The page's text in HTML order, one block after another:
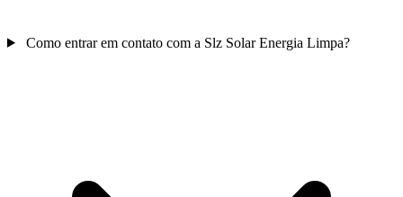
Como entrar em contato com a Slz Solar Energia Limpa?